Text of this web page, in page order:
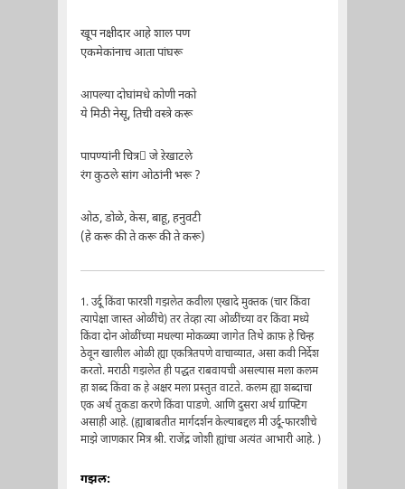
खूप नक्षीदार आहे शाल पण
एकमेकांनाच आता पांघरू
आपल्या दोघांमधे कोणी नको
ये मिठी नेसू, तिची वस्त्रे करू
पापण्यांनी चित्र ٌजे ऱेखाटले
रंग कुठले सांग ओठांनी भरू ?
ओठ, डोळे, केस, बाहू, हनुवटी
(हे करू की ते करू की ते करू)
1. उर्दू किंवा फारशी गझलेत कवीला एखादे मुक्तक (चार किंवा
त्यापेक्षा जास्त ओळींचे) तर तेव्हा त्या ओळींच्या वर किंवा मध्ये
किंवा दोन ओळींच्या मधल्या मोकळ्या जागेत तिथे क़ाफ़ हे चिन्ह
ठेवून खालील ओळी ह्या एकत्रितपणे वाचाव्यात, असा कवी निर्देश
करतो. मराठी गझलेत ही पद्धत राबवायची असल्यास मला कलम
हा शब्द किंवा क हे अक्षर मला प्रस्तुत वाटते. कलम ह्या शब्दाचा
एक अर्थ तुकडा करणे किंवा पाडणे. आणि दुसरा अर्थ ग्राफ्टिंग
असाही आहे. (ह्याबाबतीत मार्गदर्शन केल्याबद्दल मी उर्दू-फारशीचे
माझे जाणकार मित्र श्री. राजेंद्र जोशी ह्यांचा अत्यंत आभारी आहे. )
गझल: